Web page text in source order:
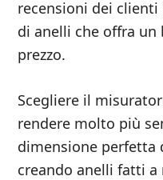
recensioni dei
di anelli che offra
prezzo.
Scegliere il
rendere molto più
dimensione perfetta
creando anelli fatti a